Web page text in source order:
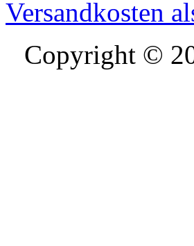
Versandkosten
Copyright ©